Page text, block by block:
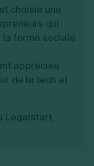
choisie une
qui
la forme sociale
appréciée
de la tech et
Legalstart,